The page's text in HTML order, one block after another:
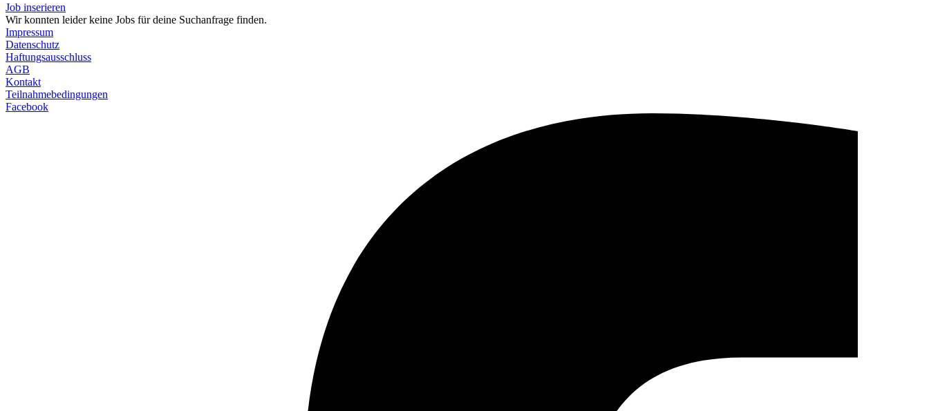
Job inserieren
Wir konnten leider keine Jobs für deine Suchanfrage finden.
Impressum
Datenschutz
Haftungsausschluss
AGB
Kontakt
Teilnahmebedingungen
Facebook